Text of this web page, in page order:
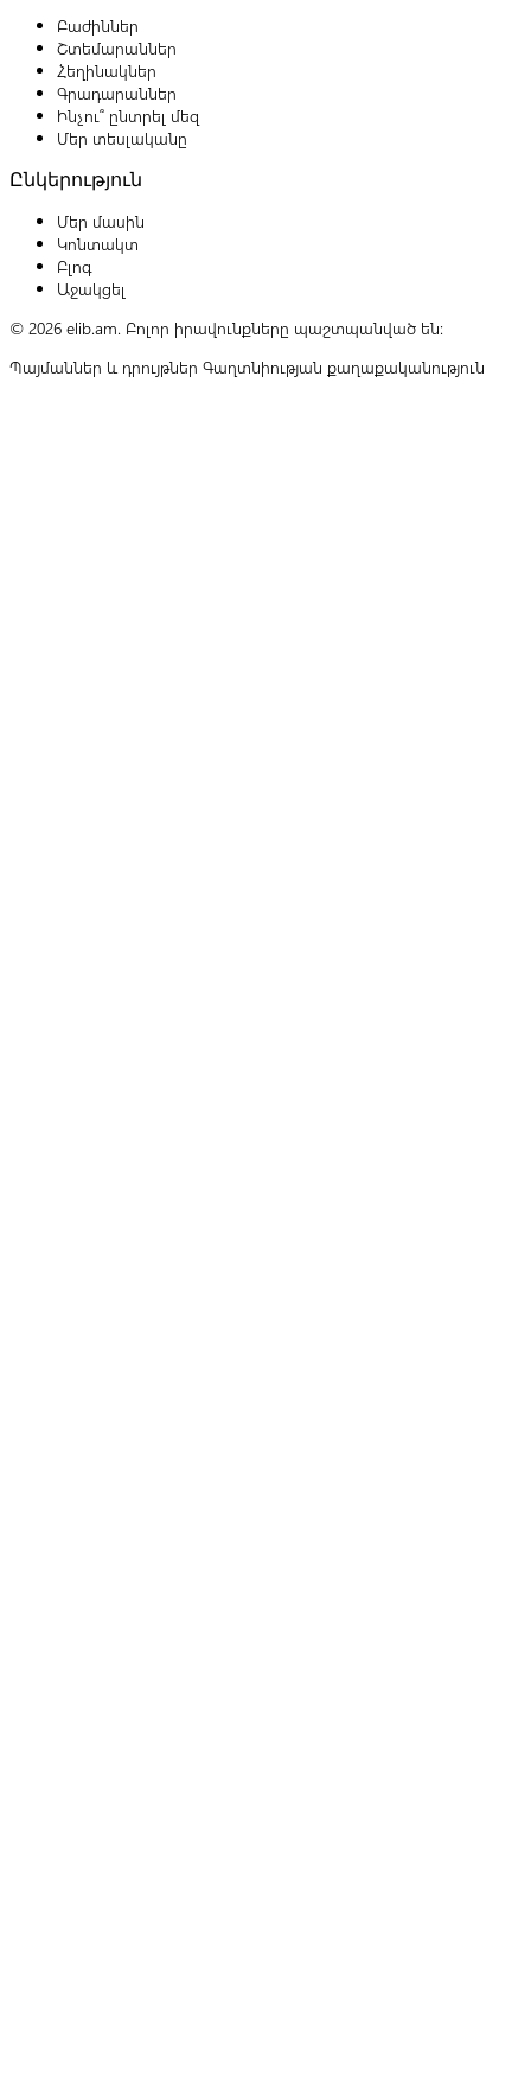
Բաժիններ
Շտեմարաններ
Հեղինակներ
Գրադարաններ
Ինչու՞ ընտրել մեզ
Մեր տեսլականը
Ընկերություն
Մեր մասին
Կոնտակտ
Բլոգ
Աջակցել
© 2026 elib.am. Բոլոր իրավունքները պաշտպանված են:
Պայմաններ և դրույթներ Գաղտնիության քաղաքականություն